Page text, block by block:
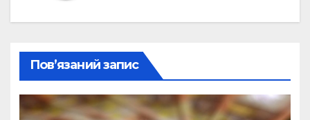
Пов’язаний запис